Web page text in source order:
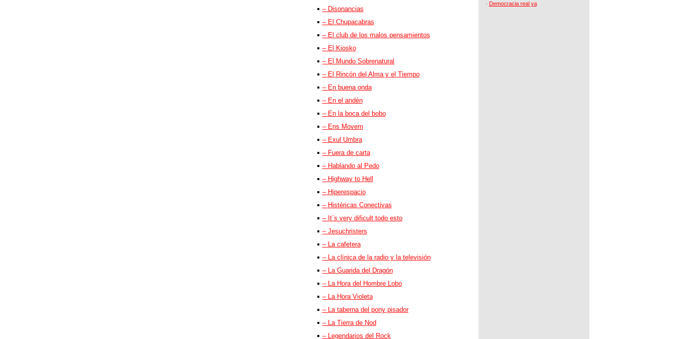
– Disonancias
– El Chupacabras
– El club de los malos pensamientos
– El Kiosko
– El Mundo Sobrenatural
– El Rincón del Alma y el Tiempo
– En buena onda
– En el andén
– En la boca del bobo
– Ens Movem
– Exul Umbra
– Fuera de carta
– Hablando al Pedo
– Highway to Hell
– Hiperespacio
– Histéricas Conectivas
– It´s very dificult todo esto
– Jesuchristers
– La cafetera
– La clínica de la radio y la televisión
– La Guarida del Dragón
– La Hora del Hombre Lobo
– La Hora Violeta
– La taberna del pony pisador
– La Tierra de Nod
– Legendarios del Rock
· Democracia real ya